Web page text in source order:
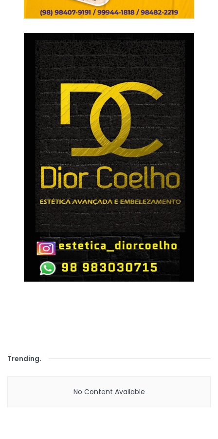
Trending.
No Content Available